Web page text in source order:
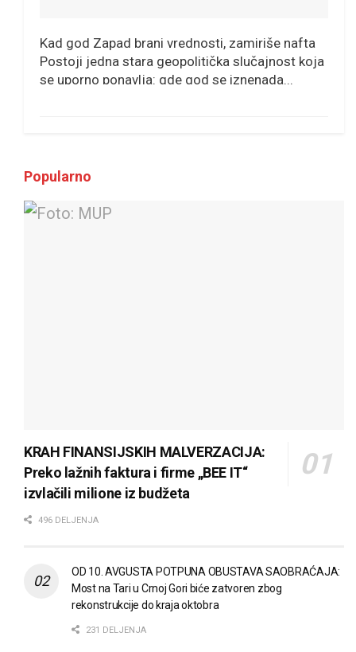
Kad god Zapad brani vrednosti, zamiriše nafta
Postoji jedna stara geopolitička slučajnost koja
se uporno ponavlja: gde god se iznenada...
Popularno
KRAH FINANSIJSKIH MALVERZACIJA:
Preko lažnih faktura i firme „BEE IT“
izvlačili milione iz budžeta
496 DELJENJA
OD 10. AVGUSTA POTPUNA OBUSTAVA SAOBRAĆAJA:
Most na Tari u Crnoj Gori biće zatvoren zbog
rekonstrukcije do kraja oktobra
231 DELJENJA